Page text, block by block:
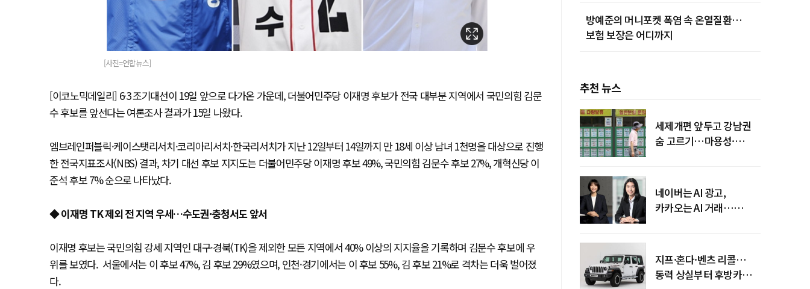
[사진=연합뉴스]
[이코노믹데일리] 6·3 조기대선이 19일 앞으로 다가온 가운데, 더불어민주당 이재명 후보가 전국 대부분 지역에서 국민의힘 김문
수 후보를 앞선다는 여론조사 결과가 15일 나왔다.
엠브레인퍼블릭·케이스탯리서치·코리아리서치·한국리서치가 지난 12일부터 14일까지 만 18세 이상 남녀 1천명을 대상으로 진행
한 전국지표조사(NBS) 결과, 차기 대선 후보 지지도는 더불어민주당 이재명 후보 49%, 국민의힘 김문수 후보 27%, 개혁신당 이
준석 후보 7% 순으로 나타났다.
◆ 이재명 TK 제외 전 지역 우세…수도권·충청서도 앞서
이재명 후보는 국민의힘 강세 지역인 대구·경북(TK)을 제외한 모든 지역에서 40% 이상의 지지율을 기록하며 김문수 후보에 우
위를 보였다. 서울에서는 이 후보 47%, 김 후보 29%였으며, 인천·경기에서는 이 후보 55%, 김 후보 21%로 격차는 더욱 벌어졌
다.
방예준의 머니포켓 폭염 속 온열질환…
보험 보장은 어디까지
추천 뉴스
세제개편 앞두고 강남권
숨 고르기…마용성·
네이버는 AI 광고,
카카오는 AI 거래…
지프·혼다·벤츠 리콜…
동력 상실부터 후방카메라